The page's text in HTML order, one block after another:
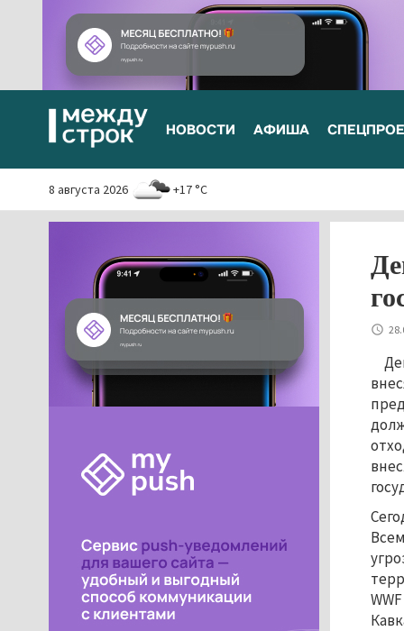
НОВОСТИ АФИША
8 августа 2026 +17 °C